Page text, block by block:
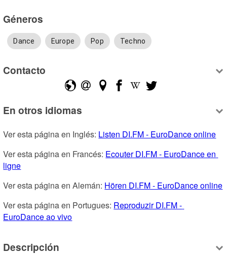
Géneros
Dance Europe Pop Techno
Contacto
En otros idiomas
Ver esta página en Inglés: Listen DI.FM - EuroDance online
Ver esta página en Francés: Ecouter DI.FM - EuroDance en
ligne
Ver esta página en Alemán: Hören DI.FM - EuroDance online
Ver esta página en Portugues: Reproduzir DI.FM -
EuroDance ao vivo
Descripción